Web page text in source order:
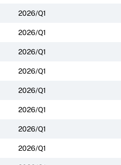
2026/Q1
2026/Q1
2026/Q1
2026/Q1
2026/Q1
2026/Q1
2026/Q1
2026/Q1